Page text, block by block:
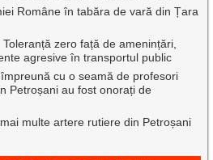
Române în tabăra de vară din Țara
zero față de amenințări,
agresive în transportul public
cu o seamă de profesori
Petroșani au fost onorați de
multe artere rutiere din Petroșani